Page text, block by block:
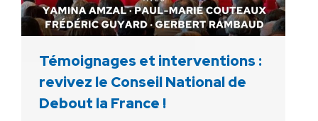
Témoignages et interventions :
revivez le Conseil National de
Debout la France !